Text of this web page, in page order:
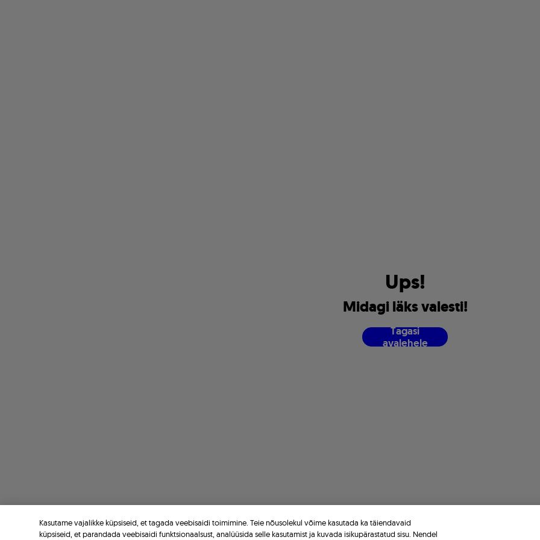
Ups!
Midagi läksvalesti!
Tagasi
avalehele
Kasutame vajalikke küpsiseid, et tagada veebisaidi toimimine. Teie nõusolekul võime kasutada ka täiendavaid
küpsiseid, et parandada veebisaidi funktsionaalsust, analüüsida selle kasutamist ja kuvada isikupärastatud sisu. Nendel